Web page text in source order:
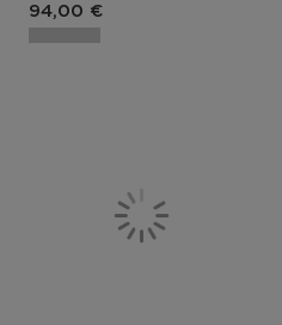
94,00 €